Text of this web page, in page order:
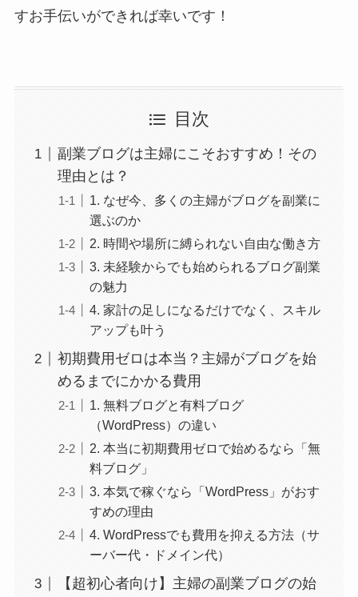
すお手伝いができれば幸いです！
目次
副業ブログは主婦にこそおすすめ！その
理由とは？
1. なぜ今、多くの主婦がブログを副業に
選ぶのか
2. 時間や場所に縛られない自由な働き方
3. 未経験からでも始められるブログ副業
の魅力
4. 家計の足しになるだけでなく、スキル
アップも叶う
初期費用ゼロは本当？主婦がブログを始
めるまでにかかる費用
1. 無料ブログと有料ブログ
（WordPress）の違い
2. 本当に初期費用ゼロで始めるなら「無
料ブログ」
3. 本気で稼ぐなら「WordPress」がおす
すめの理由
4. WordPressでも費用を抑える方法（サ
ーバー代・ドメイン代）
【超初心者向け】主婦の副業ブログの始